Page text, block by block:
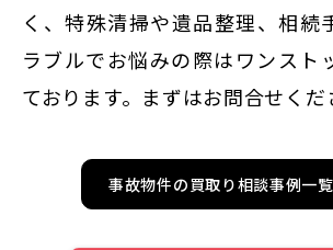
く、特殊清掃や遺品整理、相続
ラブルでお悩みの際はワンスト
ております。まずはお問合せくだ
事故物件の買取り相談事例一